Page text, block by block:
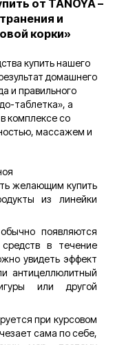
от TANOYA –
и
корки»
купить нашего
домашнего
и правильного
таблетка», а
комплексе со
массажем и
желающим купить
из линейки
появляются
в течение
увидеть эффект
антицеллюлитный
или другой
при курсовом
сама по себе,